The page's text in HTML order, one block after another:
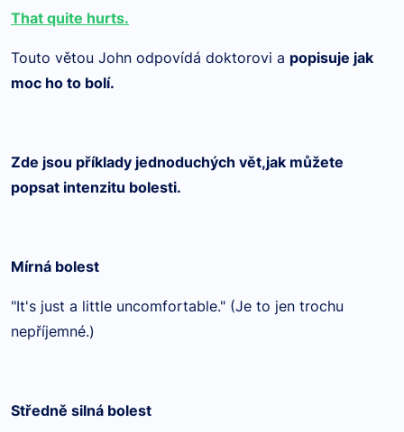
That quite hurts.
Touto větou John odpovídá doktorovi a popisuje jak
moc ho to bolí.
Zde jsou příklady jednoduchých vět,jak můžete
popsat intenzitu bolesti.
Mírná bolest
"It's just a little uncomfortable." (Je to jen trochu
nepříjemné.)
Středně silná bolest